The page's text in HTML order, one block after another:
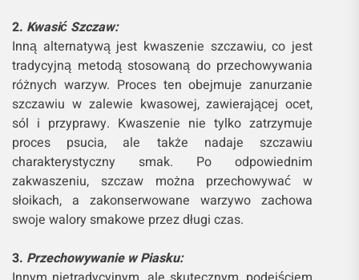
2. Kwasić Szczaw:
Inną alternatywą jest kwaszenie szczawiu, co jest
tradycyjną metodą stosowaną do przechowywania
różnych warzyw. Proces ten obejmuje zanurzanie
szczawiu w zalewie kwasowej, zawierającej ocet,
sól i przyprawy. Kwaszenie nie tylko zatrzymuje
proces psucia, ale także nadaje szczawiu
charakterystyczny smak. Po odpowiednim
zakwaszeniu, szczaw można przechowywać w
słoikach, a zakonserwowane warzywo zachowa
swoje walory smakowe przez długi czas.
3. Przechowywanie w Piasku: